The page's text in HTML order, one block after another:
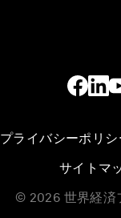
プライバシーポリ
サイトマ
© 2026 世界経済